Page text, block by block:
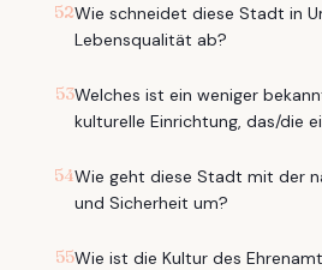
52Wie schneidet diese Stadt in
Lebensqualität ab?
53Welches ist ein weniger
kulturelle Einrichtung, das/die
54Wie geht diese Stadt mit der
und Sicherheit um?
55Wie ist die Kultur des